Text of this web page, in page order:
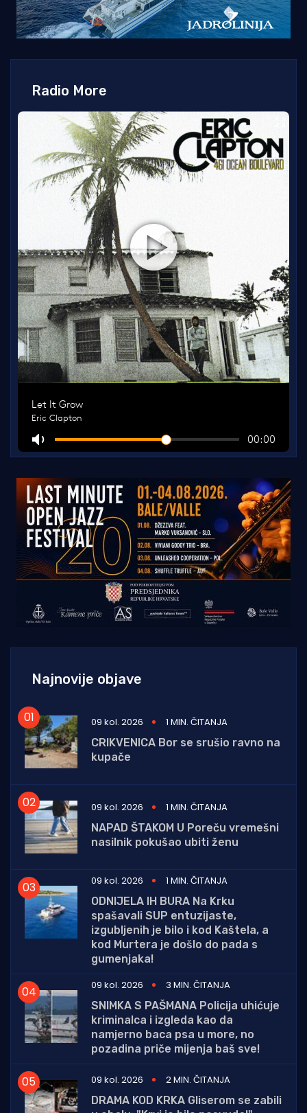
Radio More
Najnovije objave
09 kol. 2026
1 MIN. ČITANJA
CRIKVENICA Bor se srušio ravno na
kupače
09 kol. 2026
1 MIN. ČITANJA
NAPAD ŠTAKOM U Poreču vremešni
nasilnik pokušao ubiti ženu
09 kol. 2026
1 MIN. ČITANJA
ODNIJELA IH BURA Na Krku
spašavali SUP entuzijaste,
izgubljenih je bilo i kod Kaštela, a
kod Murtera je došlo do pada s
gumenjaka!
09 kol. 2026
3 MIN. ČITANJA
SNIMKA S PAŠMANA Policija uhićuje
kriminalca i izgleda kao da
namjerno baca psa u more, no
pozadina priče mijenja baš sve!
09 kol. 2026
2 MIN. ČITANJA
DRAMA KOD KRKA Gliserom se zabili